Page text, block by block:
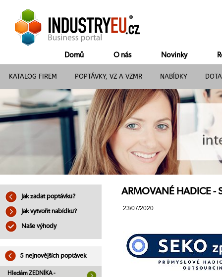
Domů O nás Novinky
KATALOG FIREM POPTÁVKY, VZ A VZMR NABÍDKY
Jak zadat poptávku?
Jak vytvořit nabídku?
Naše výhody
5 nejnovějších poptávek
Hledám ZEDNÍKA -
ARMOVANÉ HADICE -
23/07/2020